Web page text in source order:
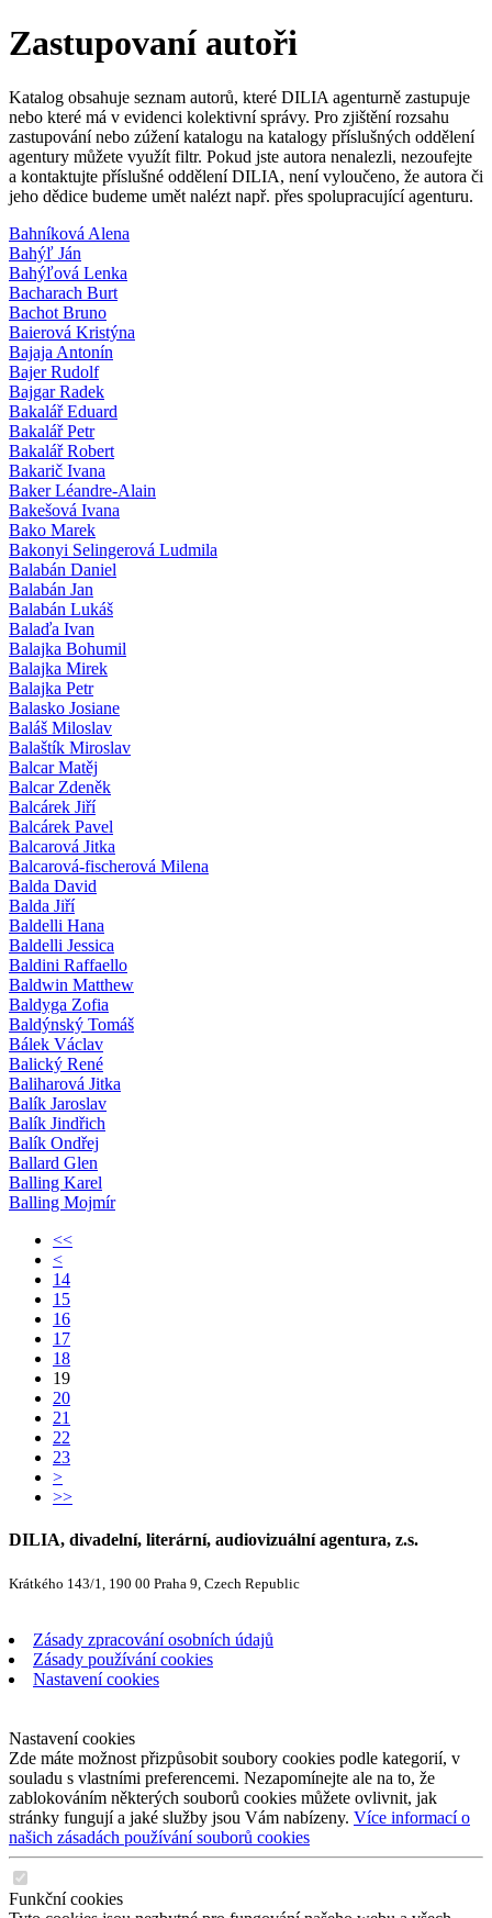
Zastupovaní autoři
Katalog obsahuje seznam autorů, které DILIA agenturně zastupuje
nebo které má v evidenci kolektivní správy. Pro zjištění rozsahu
zastupování nebo zúžení katalogu na katalogy příslušných oddělení
agentury můžete využít filtr. Pokud jste autora nenalezli, nezoufejte
a kontaktujte příslušné oddělení DILIA, není vyloučeno, že autora či
jeho dědice budeme umět nalézt např. přes spolupracující agenturu.
Bahníková Alena
Bahýľ Ján
Bahýľová Lenka
Bacharach Burt
Bachot Bruno
Baierová Kristýna
Bajaja Antonín
Bajer Rudolf
Bajgar Radek
Bakalář Eduard
Bakalář Petr
Bakalář Robert
Bakarič Ivana
Baker Léandre-Alain
Bakešová Ivana
Bako Marek
Bakonyi Selingerová Ludmila
Balabán Daniel
Balabán Jan
Balabán Lukáš
Balaďa Ivan
Balajka Bohumil
Balajka Mirek
Balajka Petr
Balasko Josiane
Baláš Miloslav
Balaštík Miroslav
Balcar Matěj
Balcar Zdeněk
Balcárek Jiří
Balcárek Pavel
Balcarová Jitka
Balcarová-fischerová Milena
Balda David
Balda Jiří
Baldelli Hana
Baldelli Jessica
Baldini Raffaello
Baldwin Matthew
Baldyga Zofia
Baldýnský Tomáš
Bálek Václav
Balický René
Baliharová Jitka
Balík Jaroslav
Balík Jindřich
Balík Ondřej
Ballard Glen
Balling Karel
Balling Mojmír
<<
<
14
15
16
17
18
19
20
21
22
23
>
>>
DILIA, divadelní, literární, audiovizuální agentura, z.s.
Krátkého 143/1, 190 00 Praha 9, Czech Republic
Zásady zpracování osobních údajů
Zásady používání cookies
Nastavení cookies
Nastavení cookies
Zde máte možnost přizpůsobit soubory cookies podle kategorií, v
souladu s vlastními preferencemi. Nezapomínejte ale na to, že
zablokováním některých souborů cookies můžete ovlivnit, jak
stránky fungují a jaké služby jsou Vám nabízeny. Více informací o
našich zásadách používání souborů cookies
Funkční cookies